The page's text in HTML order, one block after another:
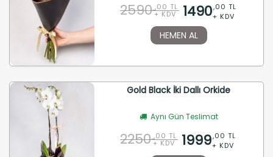
2590 ,00 TL
+ KDV 1490,00 TL
+ KDV
HEMEN AL
Gold Black İki Dallı Orkide
Aynı Gün Teslimat
2250 ,00 TL
+ KDV 1999,00 TL
+ KDV